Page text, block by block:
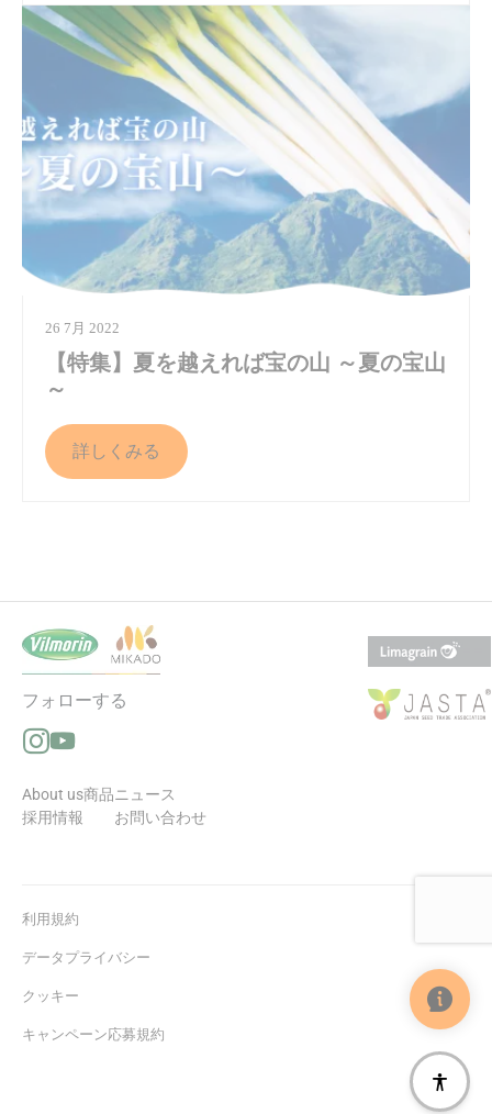
26 7月 2022
【特集】夏を越えれば宝の山 ～夏の宝山
～
詳しくみる
フォローする
Instagramでフォローする（新しいウィンドウで開きます
YouTubeでフォローする（新しいウィンドウで開きます
About us
採用情報
商品 ニュース
お問い合わせ
利用規約
データプライバシー
クッキー
キャンペーン応募規約